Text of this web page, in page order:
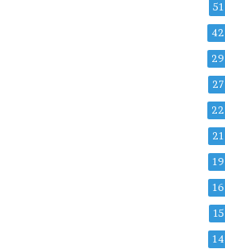
51
42
29
27
22
21
19
16
15
14